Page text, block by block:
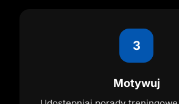
3
Motywuj